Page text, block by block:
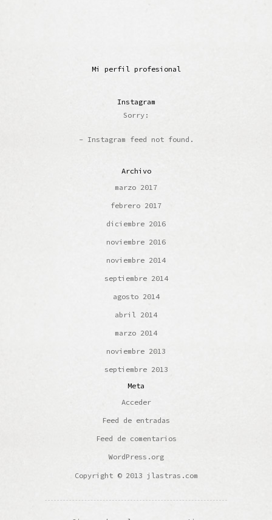
Mi perfil profesional
Instagram
Sorry:
- Instagram feed not found.
Archivo
marzo 2017
febrero 2017
diciembre 2016
noviembre 2016
noviembre 2014
septiembre 2014
agosto 2014
abril 2014
marzo 2014
noviembre 2013
septiembre 2013
Meta
Acceder
Feed de entradas
Feed de comentarios
WordPress.org
Copyright © 2013 jlastras.com